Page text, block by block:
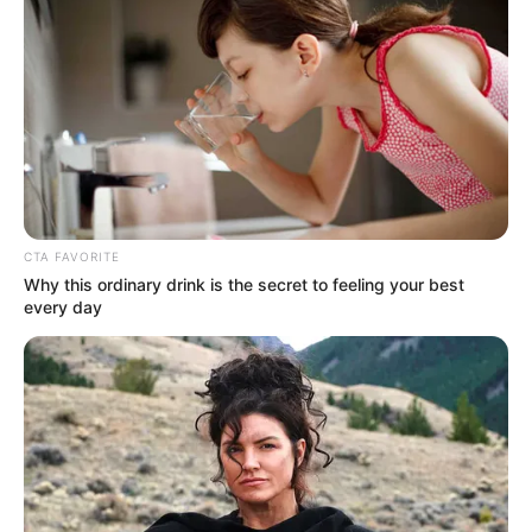
CTA FAVORITE
Why this ordinary drink is the secret to feeling your best
every day